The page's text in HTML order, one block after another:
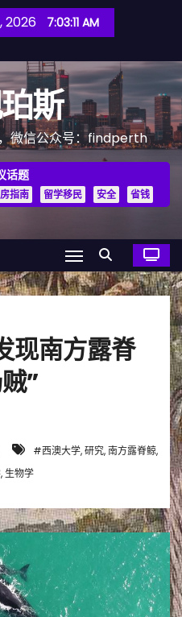
2026 7:03:12 AM
斯
微信公众号：findperth
话题
指南 留学移民 安全 省钱
现南方露脊
”
#西澳大学, 研究, 南方露脊鲸,
生物学